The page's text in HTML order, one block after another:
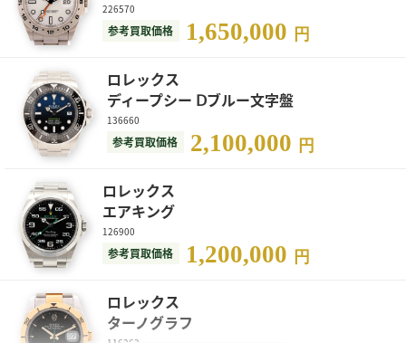
226570
参考買取価格 1,650,000 円
ロレックス
ディープシー Ⅾブルー文字盤
136660
参考買取価格 2,100,000 円
ロレックス
エアキング
126900
参考買取価格 1,200,000 円
ロレックス
ターノグラフ